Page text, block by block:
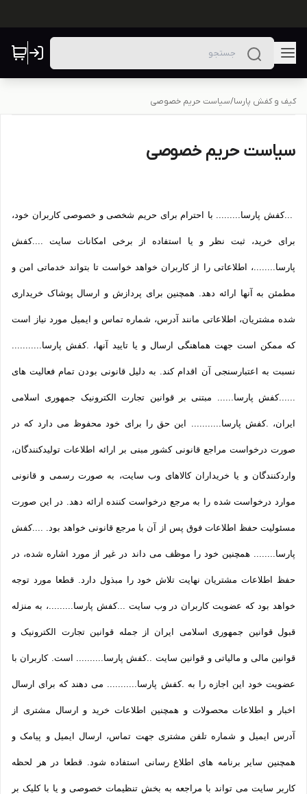
کیف و کفش پارسا/سیاست حریم خصوصی
سیاست حریم خصوصی
...کفش پارسا......... با احترام برای حریم شخصی و خصوصی کاربران خود،
برای خرید، ثبت نظر و یا استفاده از برخی امکانات سایت ....کفش
پارسا........، اطلاعاتی را از کاربران خواهد خواست تا بتواند خدماتی امن و
مطمئن به آنها ارائه دهد. همچنین برای پردازش و ارسال پوشاک خریداری
شده مشتریان، اطلاعاتی مانند آدرس، شماره تماس و ایمیل مورد نیاز است
که ممکن است جهت هماهنگی ارسال و یا تایید آنها، .کفش پارسا...........
نسبت به اعتبارسنجی آن اقدام کند. به دلیل قانونی بودن تمام فعالیت های
......کفش پارسا...... مبتنی بر قوانین تجارت الکترونیک جمهوری اسلامی
ایران، .کفش پارسا........... این حق را برای خود محفوظ می دارد که در
صورت درخواست مراجع قانونی کشور مبنی بر ارائه اطلاعات تولیدکنندگان،
واردکنندگان و یا خریداران کالاهای وب سایت، به صورت رسمی و قانونی
موارد درخواست شده را به مرجع درخواست کننده ارائه دهد. در این صورت
مسئولیت حفظ اطلاعات فوق پس از آن با مرجع قانونی خواهد بود. ....کفش
پارسا........ همچنین خود را موظف می داند در غیر از مورد اشاره شده، در
حفظ اطلاعات مشتریان نهایت تلاش خود را مبذول دارد. قطعا مورد توجه
خواهد بود که عضویت کاربران در وب سایت ...کفش پارسا.........، به منزله
قبول قوانین جمهوری اسلامی ایران از جمله قوانین تجارت الکترونیک و
قوانین مالی و مالیاتی و قوانین سایت ..کفش پارسا.......... است. کاربران با
عضویت خود این اجازه را به .کفش پارسا........... می دهند که برای ارسال
اخبار و اطلاعات محصولات و همچنین اطلاعات خرید و ارسال مشتری از
آدرس ایمیل و شماره تلفن مشتری جهت تماس، ارسال ایمیل و پیامک و
همچنین سایر برنامه های اطلاع رسانی استفاده شود. قطعا در هر لحظه
کاربر سایت می تواند با مراجعه به بخش تنظیمات خصوصی و یا با کلیک بر